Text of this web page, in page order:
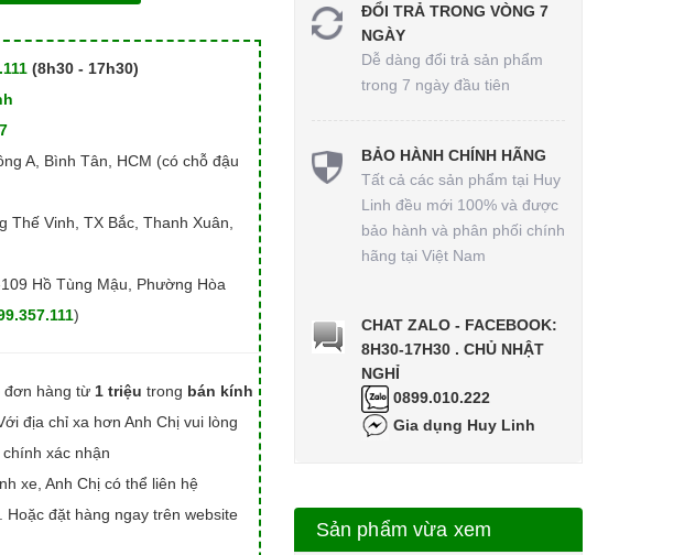
(8h30 - 17h30)
A, Bình Tân, HCM (có chỗ đậu
Thế Vinh, TX Bắc, Thanh Xuân,
Hồ Tùng Mậu, Phường Hòa
)
đơn hàng từ 1 triệu trong bán kính
Với địa chỉ xa hơn Anh Chị vui lòng
xác nhận
xe, Anh Chị có thể liên hệ
đặt hàng ngay trên website
ĐỔI TRẢ TRONG VÒNG 7
NGÀY
Dễ dàng đổi trả sản phẩm
trong 7 ngày đầu tiên
BẢO HÀNH CHÍNH HÃNG
Tất cả các sản phẩm tại Huy
Linh đều mới 100% và được
bảo hành và phân phối chính
hãng tại Việt Nam
CHAT ZALO - FACEBOOK:
8H30-17H30 . CHỦ NHẬT
NGHỈ
0899.010.222
Gia dụng Huy Linh
Sản phẩm vừa xem